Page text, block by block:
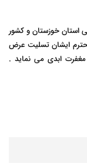
استان خوزستان و کشور
ایشان تسلیت عرض
ابدی می نماید .